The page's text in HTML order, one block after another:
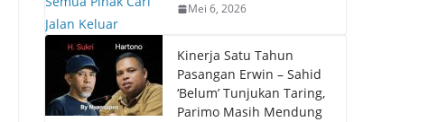
Mei 6, 2026
Kinerja Satu Tahun
Pasangan Erwin – Sahid
‘Belum’ Tunjukan Taring,
Parimo Masih Mendung